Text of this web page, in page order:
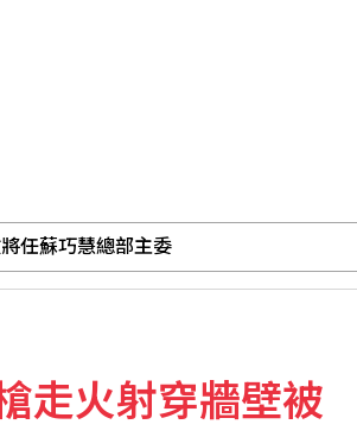
任蘇巧慧總部主委
走火射穿牆壁被